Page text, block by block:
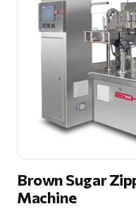
Brown Sugar
Machine